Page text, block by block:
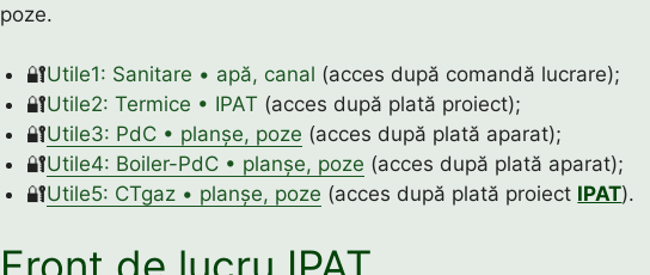
poze.
🔐Utile1: Sanitare • apă, canal (acces după comandă lucrare);
🔐Utile2: Termice • IPAT (acces după plată proiect);
🔐Utile3: PdC • planșe, poze (acces după plată aparat);
🔐Utile4: Boiler-PdC • planșe, poze (acces după plată aparat);
🔐Utile5: CTgaz • planșe, poze (acces după plată proiect IPAT).
Front de lucru IPAT